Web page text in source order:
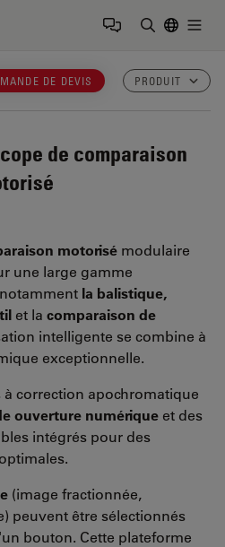
DE DEVIS PRODUIT
de comparaison
motorisé modulaire
une large gamme
la balistique,
et la comparaison de
intelligente se combine à
exceptionnelle.
correction apochromatique
ouverture numérique et des
intégrés pour des
(image fractionnée,
peuvent être sélectionnés
bouton. Cette plateforme